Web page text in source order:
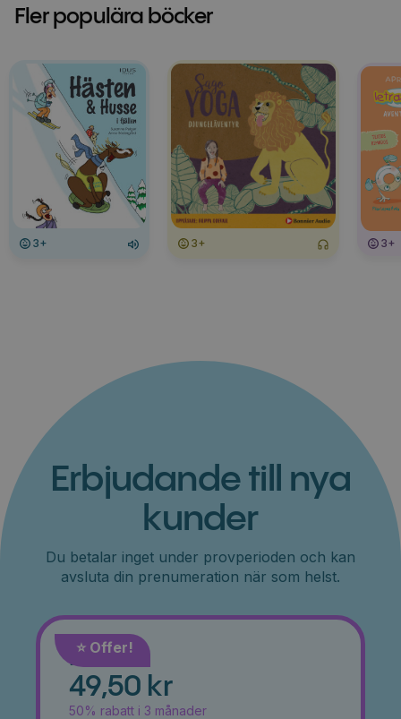
Fler populära böcker
3+ 3+ 3+
Erbjudande till nya
kunder
Du betalar inget under provperioden och kan
avsluta din prenumeration när som helst.
⭐️ Offer!
Månad
49,50 kr
50% rabatt i 3 månader